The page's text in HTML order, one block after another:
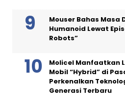
Mouser Bahas Masa
Humanoid Lewat
Robots”
Molicel Manfaatkan
Mobil “Hybrid” di
Perkenalkan
Generasi Terbaru